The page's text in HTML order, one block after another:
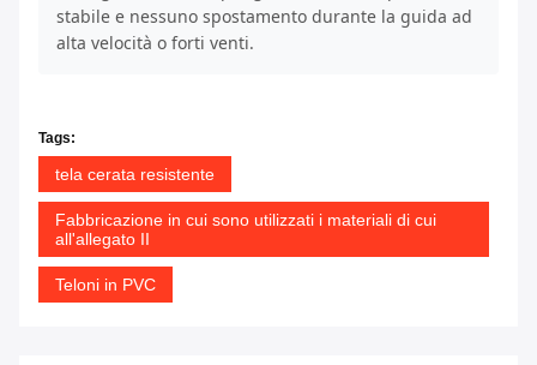
stabile e nessuno spostamento durante la guida ad
alta velocità o forti venti.
Tags:
tela cerata resistente
Fabbricazione in cui sono utilizzati i materiali di cui
all'allegato II
Teloni in PVC